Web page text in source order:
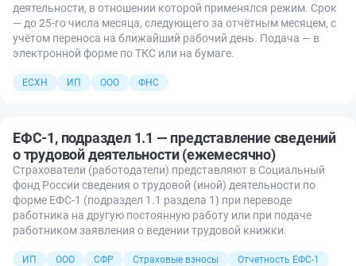
деятельности, в отношении которой применялся режим. Срок
— до 25-го числа месяца, следующего за отчётным месяцем, с
учётом переноса на ближайший рабочий день. Подача — в
электронной форме по ТКС или на бумаге.
ЕСХН ИП ООО ФНС
ЕФС-1, подраздел 1.1 — представление сведений
о трудовой деятельности (ежемесячно)
Страхователи (работодатели) представляют в Социальный
фонд России сведения о трудовой (иной) деятельности по
форме ЕФС-1 (подраздел 1.1 раздела 1) при переводе
работника на другую постоянную работу или при подаче
работником заявления о ведении трудовой книжки.
ИП ООО СФР Страховые взносы
Отчетность ЕФС-1